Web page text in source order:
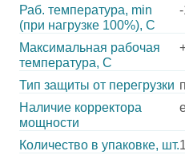
Раб. температура, min
(при нагрузке 100%), C
Максимальная рабочая
температура, C
Тип защиты от перегрузки
Наличие корректора
мощности
Количество в упаковке, шт.